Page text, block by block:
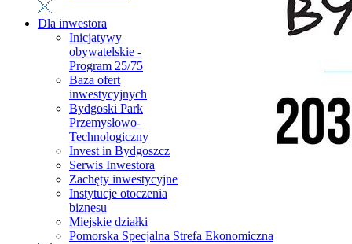
Dla inwestora
Inicjatywy
obywatelskie -
Program 25/75
Baza ofert
inwestycyjnych
Bydgoski Park
Przemysłowo-
Technologiczny
Invest in Bydgoszcz
Serwis Inwestora
Zachęty inwestycyjne
Instytucje otoczenia
biznesu
Miejskie działki
Pomorska Specjalna Strefa Ekonomiczna